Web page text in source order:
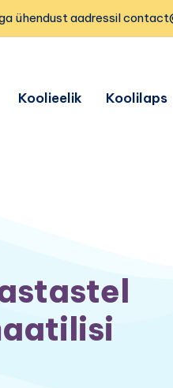
ühendust aadressil
Koolieelik Koolilaps